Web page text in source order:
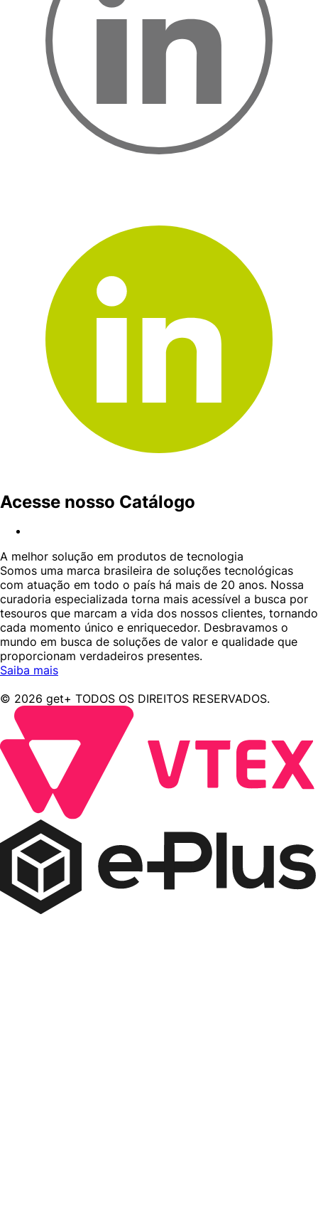
Acesse nosso Catálogo
A melhor solução em produtos de tecnologia
Somos uma marca brasileira de soluções tecnológicas
com atuação em todo o país há mais de 20 anos. Nossa
curadoria especializada torna mais acessível a busca por
tesouros que marcam a vida dos nossos clientes, tornando
cada momento único e enriquecedor. Desbravamos o
mundo em busca de soluções de valor e qualidade que
proporcionam verdadeiros presentes.
Saiba mais
© 2026 get+ TODOS OS DIREITOS RESERVADOS.